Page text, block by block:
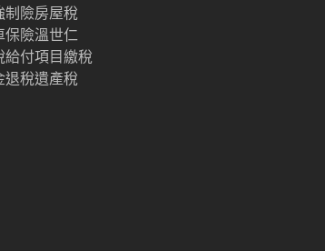
制險房屋稅
保險溫世仁
給付項目 繳稅
退稅遺產稅